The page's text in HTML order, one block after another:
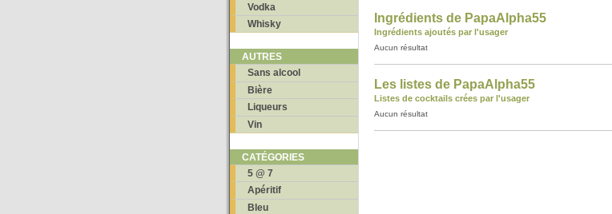
Vodka
Whisky
AUTRES
Sans alcool
Bière
Liqueurs
Vin
CATÉGORIES
5 @ 7
Apéritif
Bleu
Ingrédients de PapaAlpha55
Ingrédients ajoutés par l'usager
Aucun résultat
Les listes de PapaAlpha55
Listes de cocktails crées par l'usager
Aucun résultat